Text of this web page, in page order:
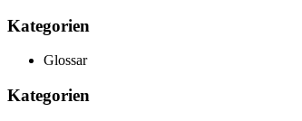
Kategorien
Glossar
Kategorien